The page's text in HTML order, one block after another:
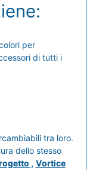
per
di tutti i
tra loro.
dello stesso
, Vortice